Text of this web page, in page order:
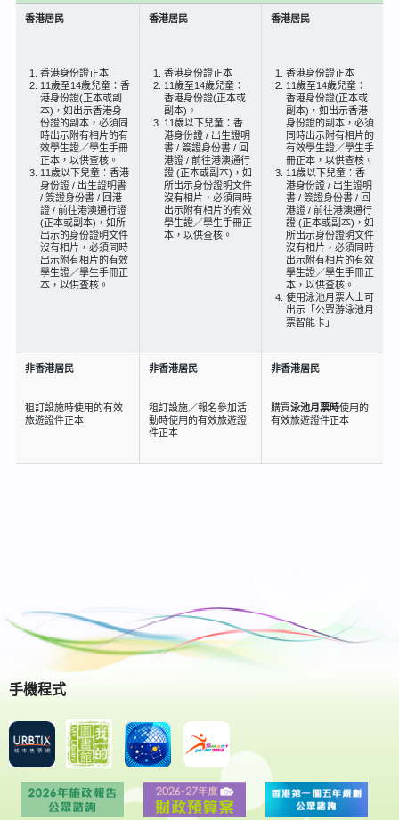
香港居民
香港身份證正本
11歲至14歲兒童：香
港身份證(正本或副
本)，如出示香港身
份證的副本，必須同
時出示附有相片的有
效學生證／學生手冊
正本，以供查核。
11歲以下兒童：香港
身份證 / 出生證明書
/ 簽證身份書 / 回港
證 / 前往港澳通行證
(正本或副本)，如所
出示的身份證明文件
沒有相片，必須同時
出示附有相片的有效
學生證／學生手冊正
本，以供查核。
香港居民
香港身份證正本
11歲至14歲兒童：
香港身份證(正本或
副本)。
11歲以下兒童：香
港身份證 / 出生證明
書 / 簽證身份書 / 回
港證 / 前往港澳通行
證 (正本或副本)，如
所出示身份證明文件
沒有相片，必須同時
出示附有相片的有效
學生證／學生手冊正
本，以供查核。
香港居民
香港身份證正本
11歲至14歲兒童：
香港身份證(正本或
副本)，如出示香港
身份證的副本，必須
同時出示附有相片的
有效學生證／學生手
冊正本，以供查核。
11歲以下兒童：香
港身份證 / 出生證明
書 / 簽證身份書 / 回
港證 / 前往港澳通行
證 (正本或副本)，如
所出示身份證明文件
沒有相片，必須同時
出示附有相片的有效
學生證／學生手冊正
本，以供查核。
使用泳池月票人士可
出示「公眾游泳池月
票智能卡」
非香港居民
租訂設施時使用的有效
旅遊證件正本
非香港居民
租訂設施／報名參加活
動時使用的有效旅遊證
件正本
非香港居民
購買泳池月票時使用的
有效旅遊證件正本
手機程式